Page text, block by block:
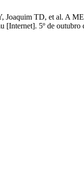
Joaquim TD, et
5º de outubro